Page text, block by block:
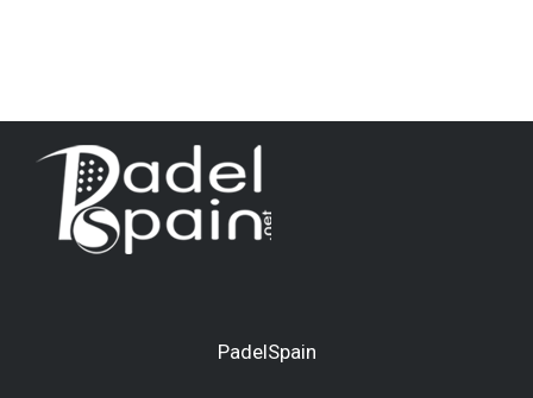
PadelSpain